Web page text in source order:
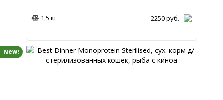
1,5 кг 2250руб.
New!